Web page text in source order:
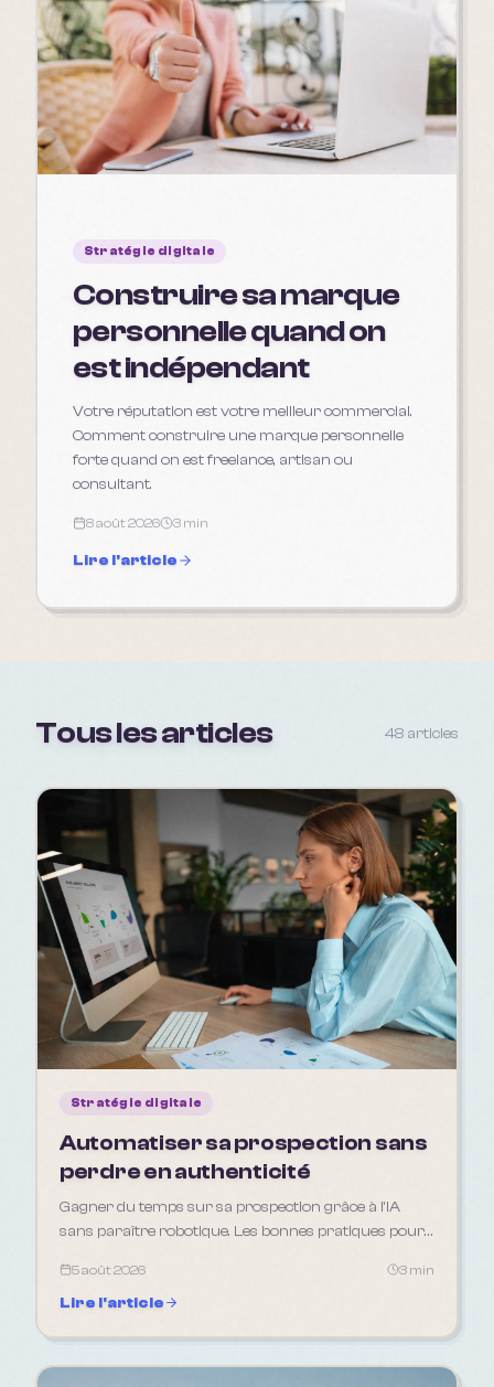
Stratégie digitale
Construire sa marque
personnelle quand on
est indépendant
Votre réputation est votre meilleur commercial.
Comment construire une marque personnelle
forte quand on est freelance, artisan ou
consultant.
8 août 2026 3 min
Lire l'article
Tous les articles 48 articles
Stratégie digitale
Automatiser sa prospection sans
perdre en authenticité
Gagner du temps sur sa prospection grâce à l'IA
sans paraître robotique. Les bonnes pratiques pour
5 août 2026 3 min
Lire l'article